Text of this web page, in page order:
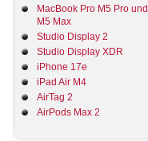
MacBook Pro M5 Pro und
M5 Max
Studio Display 2
Studio Display XDR
iPhone 17e
iPad Air M4
AirTag 2
AirPods Max 2